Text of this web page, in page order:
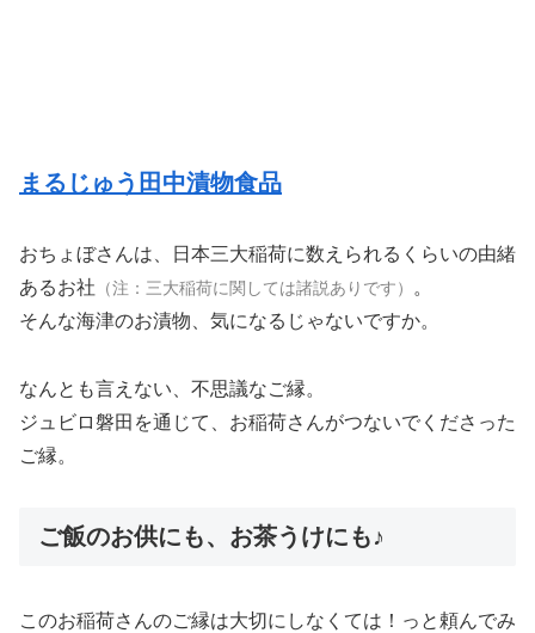
まるじゅう田中漬物食品
おちょぼさんは、日本三大稲荷に数えられるくらいの由緒
あるお社 （注：三大稲荷に関しては諸説ありです） 。
そんな海津のお漬物、気になるじゃないですか。
なんとも言えない、不思議なご縁。
ジュビロ磐田を通じて、お稲荷さんがつないでくださった
ご縁。
ご飯のお供にも、お茶うけにも♪
このお稲荷さんのご縁は大切にしなくては！っと頼んでみ